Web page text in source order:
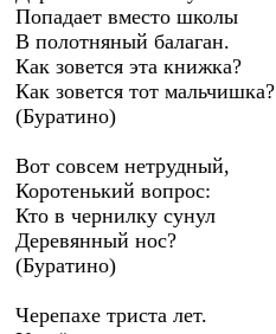
Попадает вместо школы
В полотняный балаган.
Как зовется эта книжка?
Как зовется тот мальчишка?
(Буратино)
Вот совсем нетрудный,
Коротенький вопрос:
Кто в чернилку сунул
Деревянный нос?
(Буратино)
Черепахе триста лет.